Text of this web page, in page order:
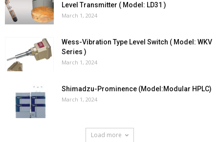
Level Transmitter ( Model: LD31 )
March 1, 2024
Wess-Vibration Type Level Switch ( Model: WKV
Series )
March 1, 2024
Shimadzu-Prominence (Model:Modular HPLC)
March 1, 2024
Load more